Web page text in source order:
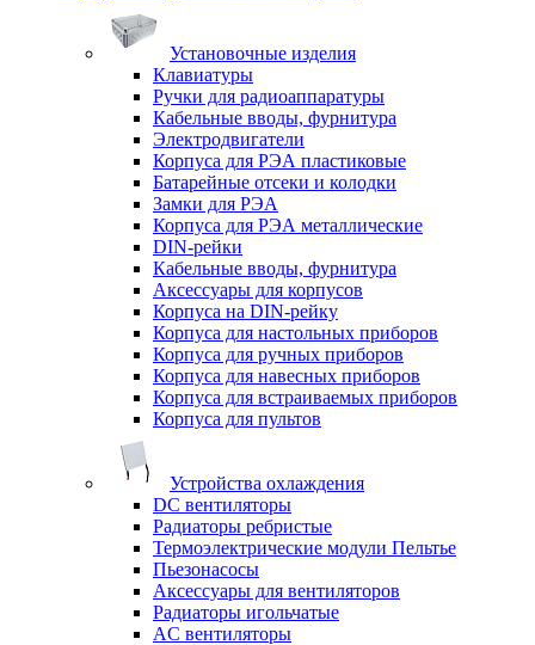
Установочные изделия
Клавиатуры
Ручки для радиоаппаратуры
Кабельные вводы, фурнитура
Электродвигатели
Корпуса для РЭА пластиковые
Батарейные отсеки и колодки
Замки для РЭА
Корпуса для РЭА металлические
DIN-рейки
Кабельные вводы, фурнитура
Аксессуары для корпусов
Корпуса на DIN-рейку
Корпуса для настольных приборов
Корпуса для ручных приборов
Корпуса для навесных приборов
Корпуса для встраиваемых приборов
Корпуса для пультов
Устройства охлаждения
DC вентиляторы
Радиаторы ребристые
Термоэлектрические модули Пельтье
Пьезонасосы
Аксессуары для вентиляторов
Радиаторы игольчатые
AC вентиляторы